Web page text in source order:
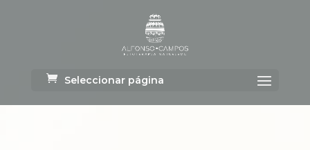
Seleccionar página